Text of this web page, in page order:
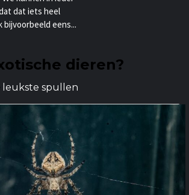
dat iets heel
bijvoorbeeld eens...
dieren?
leukste spullen